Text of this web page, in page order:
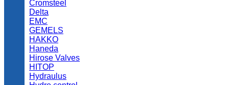
Cromsteel
Delta
EMC
GEMELS
HAKKO
Haneda
Hirose Valves
HITOP
Hydraulus